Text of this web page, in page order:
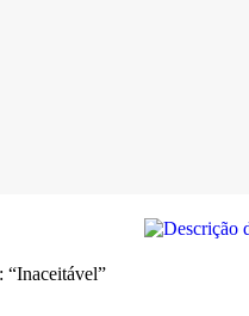
“Inaceitável”